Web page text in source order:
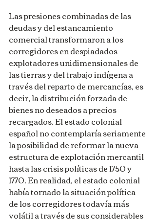
Las presiones combinadas de las
deudas y del estancamiento
comercial transformaron a los
corregidores en despiadados
explotadores unidimensionales de
las tierras y del trabajo indígena a
través del reparto de mercancías, es
decir, la distribución forzada de
bienes no deseados a precios
recargados. El estado colonial
español no contemplaría seriamente
la posibilidad de reformar la nueva
estructura de explotación mercantil
hasta las crisis políticas de 1750 y
1770. En realidad, el estado colonial
había tornado la situación política
de los corregidores todavía más
volátil a través de sus considerables